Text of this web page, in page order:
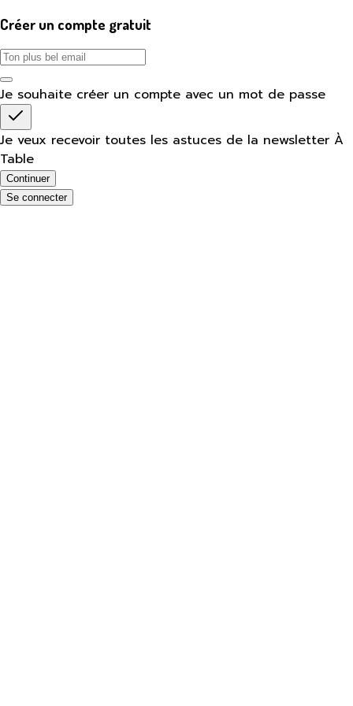
Créer un compte gratuit
Je souhaite créer un compte avec un mot de passe
Je veux recevoir toutes les astuces de la newsletter À
Table
Continuer
Se connecter